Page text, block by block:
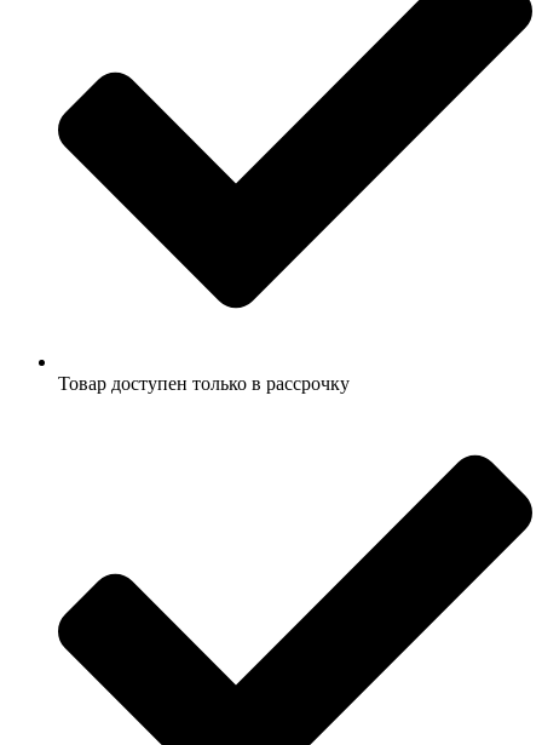
Товар доступен только в рассрочку